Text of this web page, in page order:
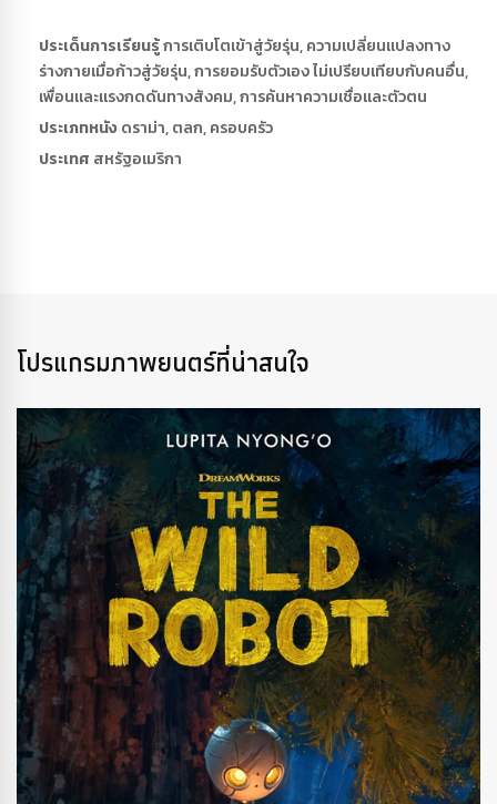
ประเด็นการเรียนรู้การเติบโตเข้าสู่วัยรุ่น, ความเปลี่ยนแปลงทาง
ร่างกายเมื่อก้าวสู่วัยรุ่น, การยอมรับตัวเอง ไม่เปรียบเทียบกับคนอื่น,
เพื่อนและแรงกดดันทางสังคม, การค้นหาความเชื่อและตัวตน
ประเภทหนังดราม่า, ตลก, ครอบครัว
ประเทศ สหรัฐอเมริกา
โปรแกรมภาพยนตร์ที่น่าสนใจ